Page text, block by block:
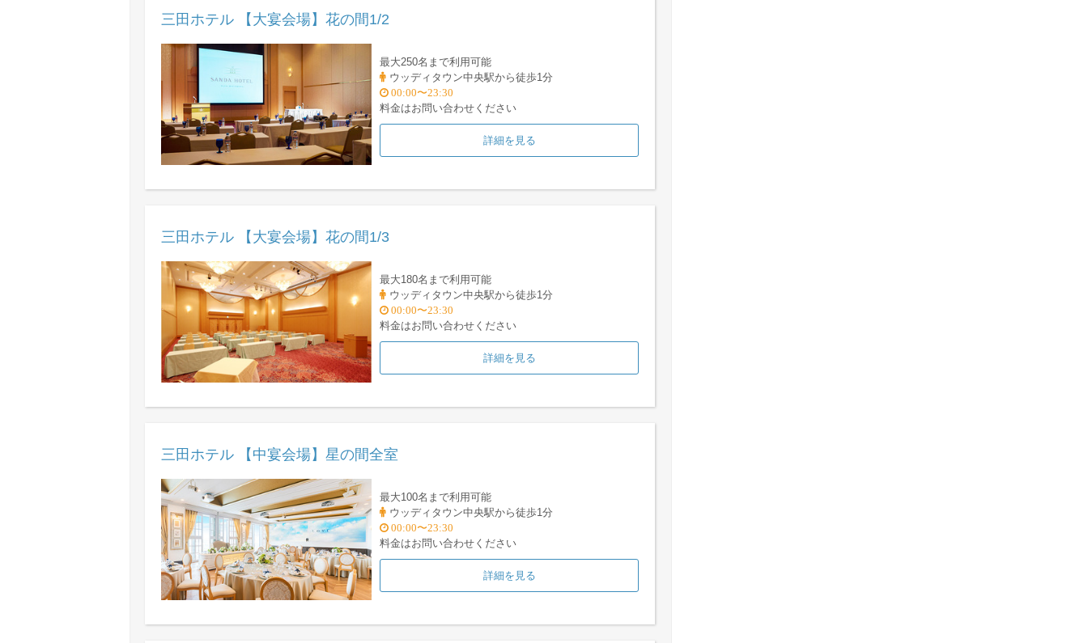
三田ホテル 【大宴会場】花の間1/2
最大250名まで利用可能
ウッディタウン中央駅から徒歩1分
00:00〜23:30
料金はお問い合わせください
詳細を見る
三田ホテル 【大宴会場】花の間1/3
最大180名まで利用可能
ウッディタウン中央駅から徒歩1分
00:00〜23:30
料金はお問い合わせください
詳細を見る
三田ホテル 【中宴会場】星の間全室
最大100名まで利用可能
ウッディタウン中央駅から徒歩1分
00:00〜23:30
料金はお問い合わせください
詳細を見る